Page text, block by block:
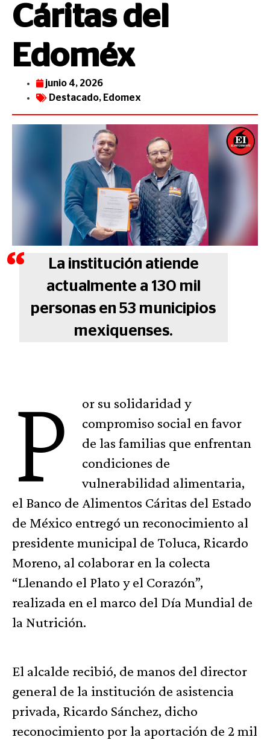
Cáritas del
Edoméx
junio 4, 2026
Destacado, Edomex
La institución atiende
actualmente a 130 mil
personas en 53 municipios
mexiquenses.
P
or su solidaridad y
compromiso social en favor
de las familias que enfrentan
condiciones de
vulnerabilidad alimentaria,
el Banco de Alimentos Cáritas del Estado
de México entregó un reconocimiento al
presidente municipal de Toluca, Ricardo
Moreno, al colaborar en la colecta
“Llenando el Plato y el Corazón”,
realizada en el marco del Día Mundial de
la Nutrición.
El alcalde recibió, de manos del director
general de la institución de asistencia
privada, Ricardo Sánchez, dicho
reconocimiento por la aportación de 2 mil